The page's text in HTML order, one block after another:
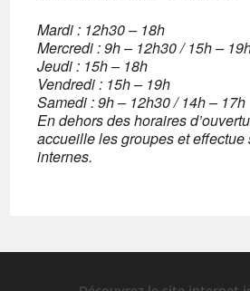
Mardi : 12h30 – 18h
Mercredi : 9h – 12h30 / 15h –
Jeudi : 15h – 18h
Vendredi : 15h – 19h
Samedi : 9h – 12h30 / 14h – 17h
En dehors des horaires
accueille les groupes et effectue
internes.